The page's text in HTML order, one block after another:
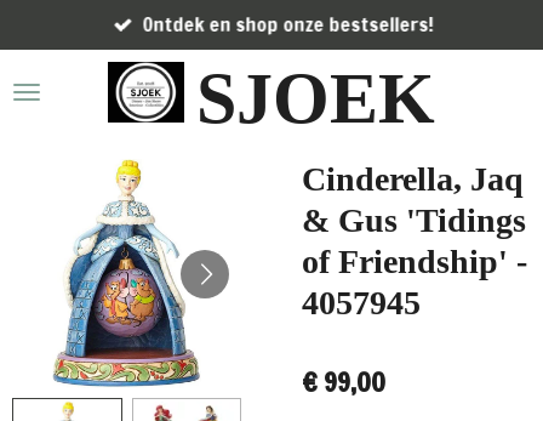
direct
naar
SJOEK
Ontdek en shop onze bestsellers!
Cinderella, Jaq
& Gus 'Tidings
of Friendship' -
4057945
€ 99,00